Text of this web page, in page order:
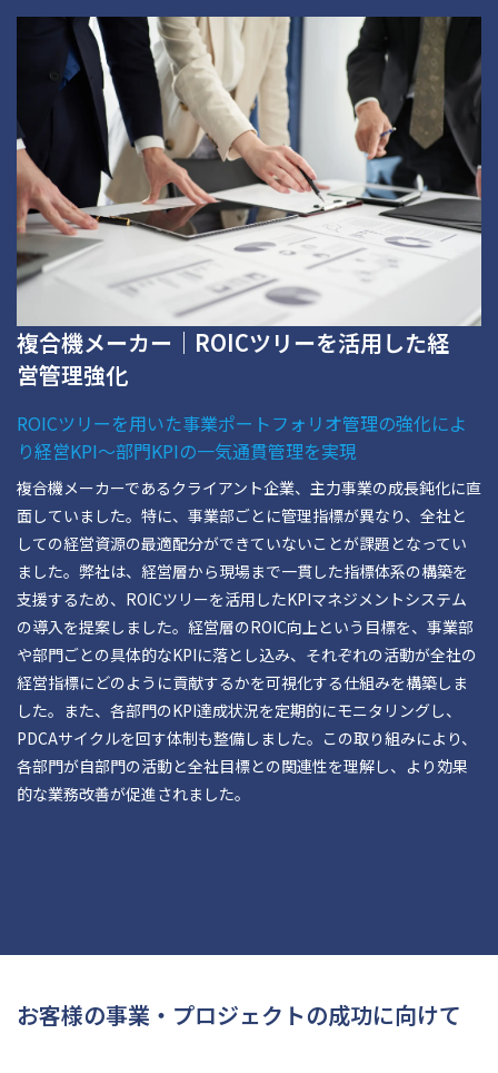
複合機メーカー｜ROICツリーを活用した経
営管理強化
ROICツリーを用いた事業ポートフォリオ管理の強化によ
り経営KPI～部門KPIの一気通貫管理を実現
複合機メーカーであるクライアント企業、主力事業の成長鈍化に直
面していました。特に、事業部ごとに管理指標が異なり、全社と
しての経営資源の最適配分ができていないことが課題となってい
ました。弊社は、経営層から現場まで一貫した指標体系の構築を
支援するため、ROICツリーを活用したKPIマネジメントシステム
の導入を提案しました。経営層のROIC向上という目標を、事業部
や部門ごとの具体的なKPIに落とし込み、それぞれの活動が全社の
経営指標にどのように貢献するかを可視化する仕組みを構築しま
した。また、各部門のKPI達成状況を定期的にモニタリングし、
PDCAサイクルを回す体制も整備しました。この取り組みにより、
各部門が自部門の活動と全社目標との関連性を理解し、より効果
的な業務改善が促進されました。
お客様の事業・プロジェクトの成功に向けて